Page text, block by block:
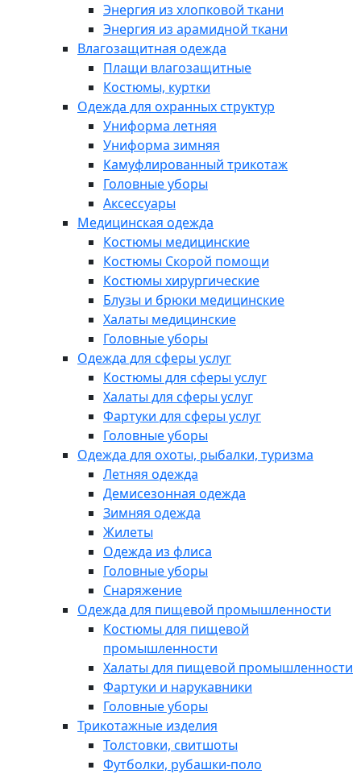
Энергия из хлопковой ткани
Энергия из арамидной ткани
Влагозащитная одежда
Плащи влагозащитные
Костюмы, куртки
Одежда для охранных структур
Униформа летняя
Униформа зимняя
Камуфлированный трикотаж
Головные уборы
Аксессуары
Медицинская одежда
Костюмы медицинские
Костюмы Скорой помощи
Костюмы хирургические
Блузы и брюки медицинские
Халаты медицинские
Головные уборы
Одежда для сферы услуг
Костюмы для сферы услуг
Халаты для сферы услуг
Фартуки для сферы услуг
Головные уборы
Одежда для охоты, рыбалки, туризма
Летняя одежда
Демисезонная одежда
Зимняя одежда
Жилеты
Одежда из флиса
Головные уборы
Снаряжение
Одежда для пищевой промышленности
Костюмы для пищевой
промышленности
Халаты для пищевой промышленности
Фартуки и нарукавники
Головные уборы
Трикотажные изделия
Толстовки, свитшоты
Футболки, рубашки-поло